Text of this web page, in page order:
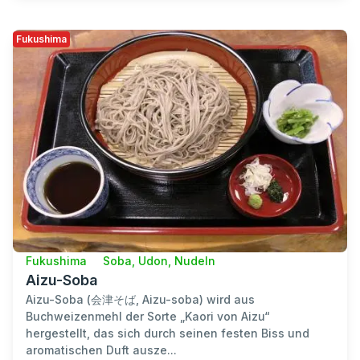
Fukushima
Fukushima Soba, Udon, Nudeln
Aizu-Soba
Aizu-Soba (会津そば, Aizu-soba) wird aus
Buchweizenmehl der Sorte „Kaori von Aizu“
hergestellt, das sich durch seinen festen Biss und
aromatischen Duft ausze...